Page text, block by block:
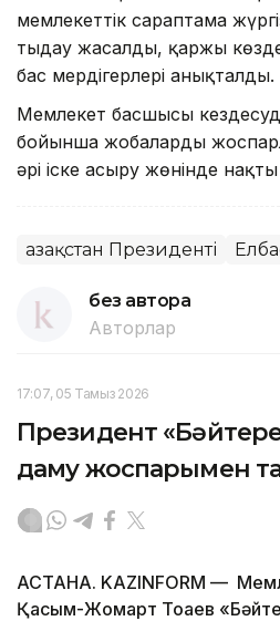
мемлекеттік сараптама
тыңдау жасалды, қаржы
бас мердігерлері анықталды.
Мемлекет басшысы
бойынша жобаларды
әрі іске асыру жөнінде
Қазақстан Президенті
без автора
Авторлар
17:07, 05 Тамыз 2026
Президент
даму жоспарымен
АСТАНА. KAZINFORM —
Қасым-Жомарт Тоқаев